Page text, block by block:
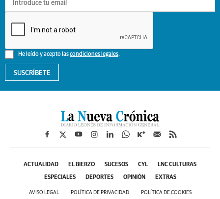
He leído y acepto lascondiciones legales.
SUSCRÍBETE
ACTUALIDAD EL BIERZO SUCESOS CYL LNC CULTURAS
ESPECIALES DEPORTES OPINIÓN EXTRAS
AVISO LEGAL POLÍTICA DE PRIVACIDAD POLÍTICA DE COOKIES